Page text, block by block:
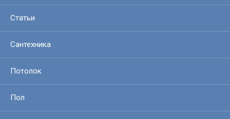
Статьи
Сантехника
Потолок
Пол